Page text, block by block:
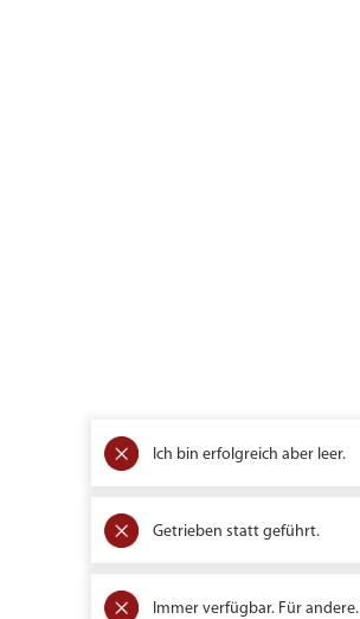
Ich bin erfolgreich aber leer.
Getrieben statt geführt.
Immer verfügbar. Für andere.